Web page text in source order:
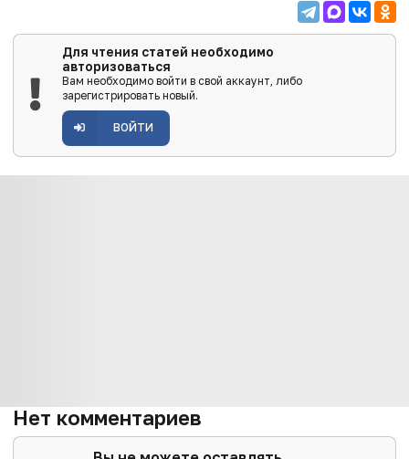
Для чтения статей необходимо
авторизоваться
Вам необходимо войти в свой аккаунт, либо
зарегистрировать новый.
ВОЙТИ
Нет комментариев